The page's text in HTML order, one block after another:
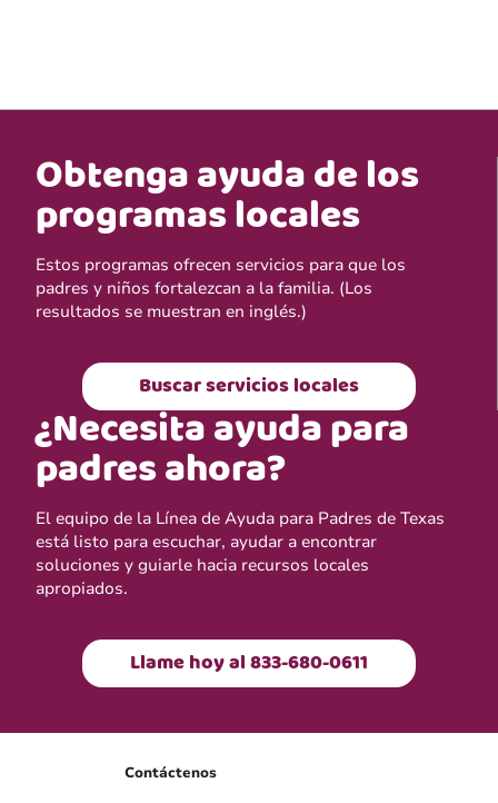
Obtenga ayuda de los
programas locales
Estos programas ofrecen servicios para que los
padres y niños fortalezcan a la familia. (Los
resultados se muestran en inglés.)
Buscar servicios locales
¿Necesita ayuda para
padres ahora?
El equipo de la Línea de Ayuda para Padres de Texas
está listo para escuchar, ayudar a encontrar
soluciones y guiarle hacia recursos locales
apropiados.
Llame hoy al 833-680-0611
Contáctenos